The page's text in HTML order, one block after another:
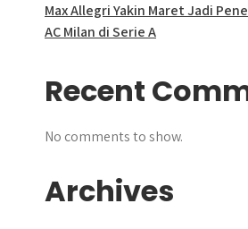
Max Allegri Yakin Maret Jadi
AC Milan di Serie A
Recent
No comments to show.
Archives